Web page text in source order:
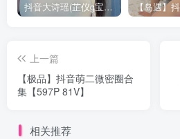
抖音大诗瑶(芷仪g宝)视频资源合集下载 [12G]
上一篇
【极品】抖音萌二微密圈合
集【597P 81V】
相关推荐